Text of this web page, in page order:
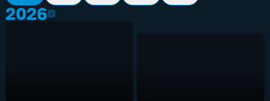
20262026